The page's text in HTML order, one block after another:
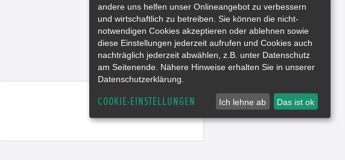
andere uns helfen unser Onlineangebot zu verbessern
und wirtschaftlich zu betreiben. Sie können die nicht-
notwendigen Cookies akzeptieren oder ablehnen sowie
diese Einstellungen jederzeit aufrufen und Cookies auch
nachträglich jederzeit abwählen, z.B. unter Datenschutz
am Seitenende. Nähere Hinweise erhalten Sie in unserer
Datenschutzerklärung.
COOKIE-EINSTELLUNGEN Ich lehne ab Das ist ok